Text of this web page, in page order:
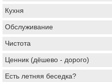
Кухня
Обслуживание
Чистота
Ценник (дёшево - дорого)
Есть летняя беседка?